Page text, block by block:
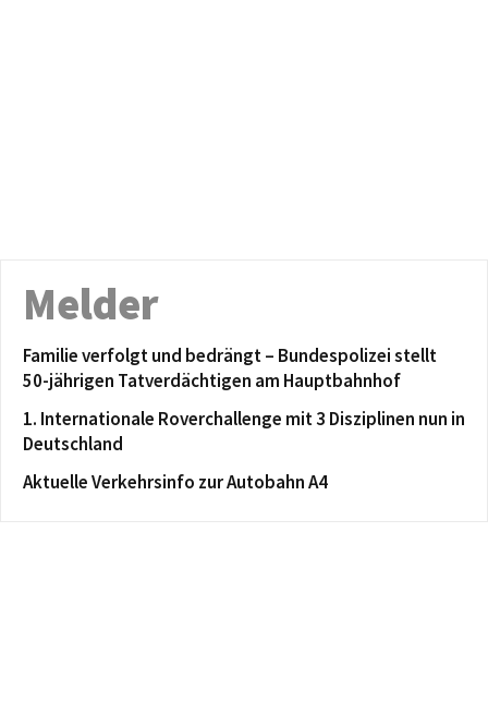
Melder
Familie verfolgt und bedrängt – Bundespolizei stellt
50-jährigen Tatverdächtigen am Hauptbahnhof
1. Internationale Roverchallenge mit 3 Disziplinen nun in
Deutschland
Aktuelle Verkehrsinfo zur Autobahn A4